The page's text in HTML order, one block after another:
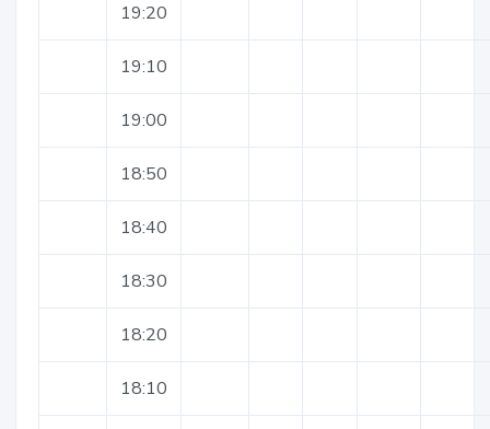
19:20
19:10
19:00
18:50
18:40
18:30
18:20
18:10